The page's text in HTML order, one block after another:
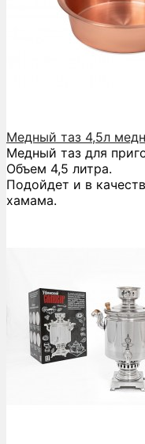
Медный таз 4,5л
Медный таз для
Объем 4,5 литра.
Подойдет и в
хамама.